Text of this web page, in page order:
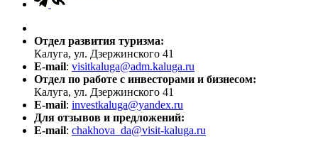
Отдел развития туризма:
Калуга, ул. Дзержинского 41
E-mail: visitkaluga@adm.kaluga.ru
Отдел по работе с инвесторами и бизнесом:
Калуга, ул. Дзержинского 41
E-mail: investkaluga@yandex.ru
Для отзывов и предложений:
E-mail: chakhova_da@visit-kaluga.ru